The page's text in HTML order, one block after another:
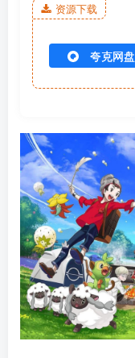
资源下载
夸克网盘